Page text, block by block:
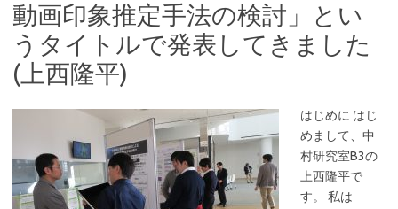
動画印象推定手法の検討」とい
うタイトルで発表してきました
(上西隆平)
はじめに はじ
めまして、中
村研究室B3の
上西隆平で
す。 私は